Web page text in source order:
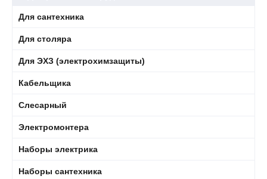
Для сантехника
Для столяра
Для ЭХЗ (электрохимзащиты)
Кабельщика
Слесарный
Электромонтера
Наборы электрика
Наборы сантехника